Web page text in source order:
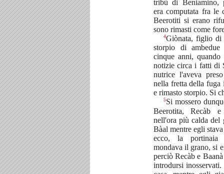
tribù di Beniamino,
era computata fra
Beerotiti si erano
sono rimasti come
4Giònata, figlio di
storpio di
cinque anni,
notizie circa i fatti di
nutrice l'aveva
nella fretta della fuga
e rimasto storpio. Si
5 Si mossero
Beerotita, Recàb
nell'ora più calda del
Bàal mentre egli
ecco, la portinaia
mondava il grano, si
perciò Recàb e
introdursi inosservati.